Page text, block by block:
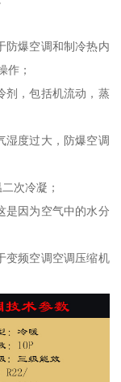
防爆空调和制冷热内
作；
剂，包括机流动，蒸
湿度过大，防爆空调
次冷凝；
是因为空气中的水分
变频空调空调压缩机